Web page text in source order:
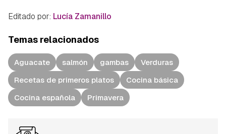
Editado por: Lucía Zamanillo
Temas relacionados
Aguacate salmón gambas
Verduras
Recetas de primeros platos
Cocina básica
Cocina española
Primavera